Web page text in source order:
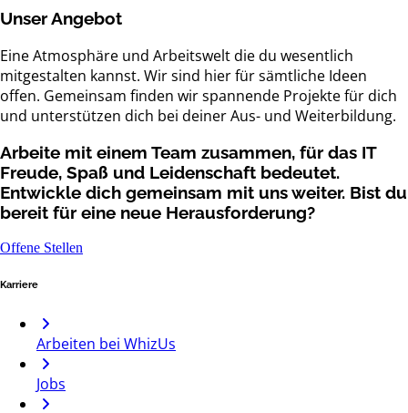
Unser Angebot
Eine Atmosphäre und Arbeitswelt die du wesentlich
mitgestalten kannst. Wir sind hier für sämtliche Ideen
offen. Gemeinsam finden wir spannende Projekte für dich
und unterstützen dich bei deiner Aus- und Weiterbildung.
Arbeite mit einem Team zusammen, für das IT
Freude, Spaß und Leidenschaft bedeutet.
Entwickle dich gemeinsam mit uns weiter. Bist du
bereit für eine neue Herausforderung?
Offene Stellen
Karriere
Arbeiten bei WhizUs
Jobs